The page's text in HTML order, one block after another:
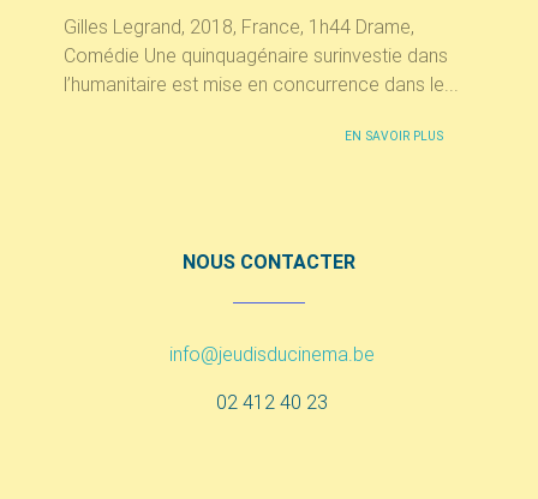
Gilles Legrand, 2018, France, 1h44 Drame,
Comédie Une quinquagénaire surinvestie dans
l’humanitaire est mise en concurrence dans le...
EN SAVOIR PLUS
NOUS CONTACTER
info@jeudisducinema.be
02 412 40 23